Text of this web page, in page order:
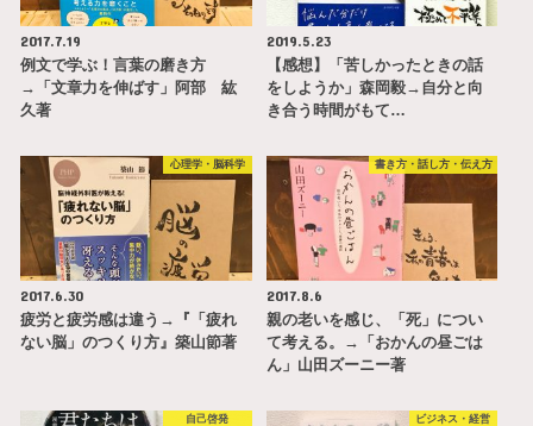
2017.7.19
例文で学ぶ！言葉の磨き方
→「文章力を伸ばす」阿部 紘
久著
2019.5.23
【感想】「苦しかったときの話
をしようか」森岡毅→自分と向
き合う時間がもて…
心理学・脳科学
2017.6.30
疲労と疲労感は違う→『「疲れ
ない脳」のつくり方』築山節著
書き方・話し方・伝え方
2017.8.6
親の老いを感じ、「死」につい
て考える。→「おかんの昼ごは
ん」山田ズーニー著
自己啓発 ビジネス・経営